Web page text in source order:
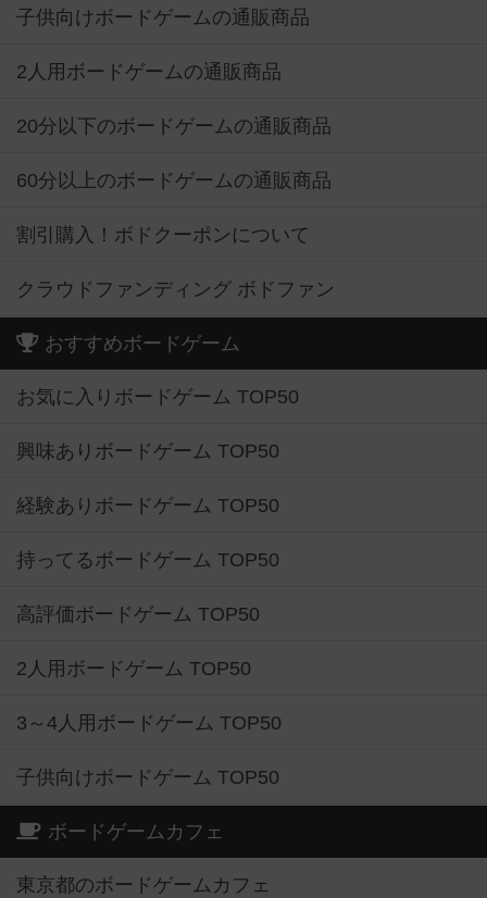
子供向けボードゲームの通販商品
2人用ボードゲームの通販商品
20分以下のボードゲームの通販商品
60分以上のボードゲームの通販商品
割引購入！ボドクーポンについて
クラウドファンディング ボドファン
おすすめボードゲーム
お気に入りボードゲーム TOP50
興味ありボードゲーム TOP50
経験ありボードゲーム TOP50
持ってるボードゲーム TOP50
高評価ボードゲーム TOP50
2人用ボードゲーム TOP50
3～4人用ボードゲーム TOP50
子供向けボードゲーム TOP50
ボードゲームカフェ
東京都のボードゲームカフェ